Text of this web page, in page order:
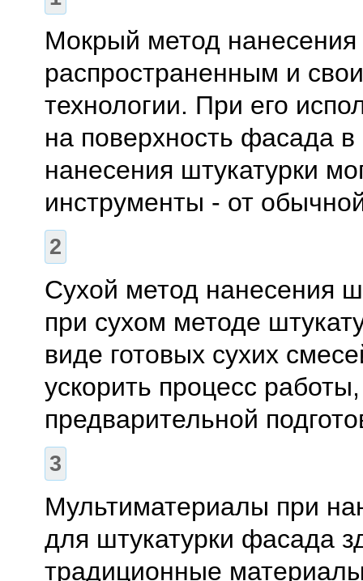
Мокрый метод нанесения
распространенным и
технологии. При его
на поверхность фасада
нанесения штукатурки
инструменты - от
Сухой метод нанесения
при сухом методе
виде готовых сухих
ускорить процесс
предварительной
Мультиматериалы при
для штукатурки фасада
традиционные